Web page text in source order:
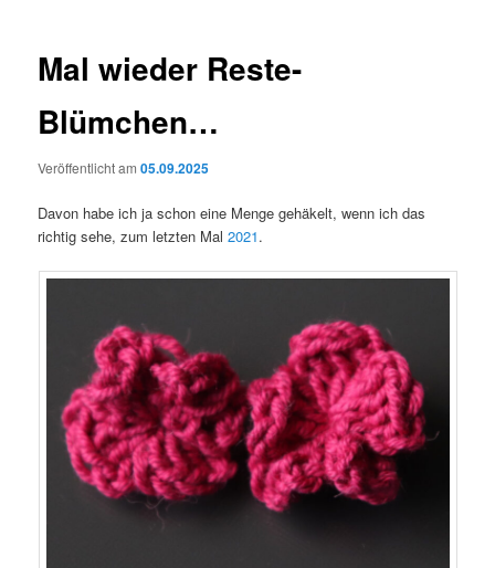
Mal wieder Reste-
Blümchen…
Veröffentlicht am05.09.2025
Davon habe ich ja schon eine Menge gehäkelt, wenn ich das
richtig sehe, zum letzten Mal2021.